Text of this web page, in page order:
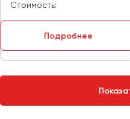
Стоимость:
Подробнее
Тольятти